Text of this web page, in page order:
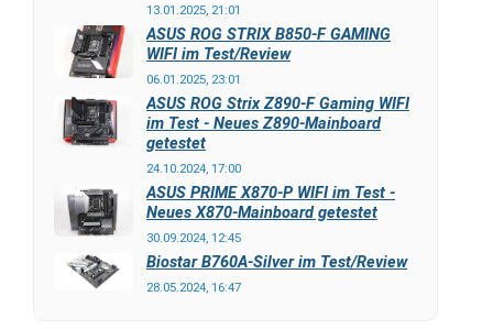
13.01.2025, 21:01
ASUS ROG STRIX B850-F GAMING
WIFI im Test/Review
06.01.2025, 23:01
ASUS ROG Strix Z890-F Gaming WIFI
im Test - Neues Z890-Mainboard
getestet
24.10.2024, 17:00
ASUS PRIME X870-P WIFI im Test -
Neues X870-Mainboard getestet
30.09.2024, 12:45
Biostar B760A-Silver im Test/Review
28.05.2024, 16:47